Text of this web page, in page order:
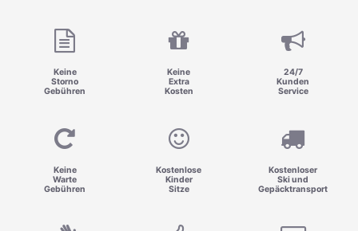
Keine
Storno
Gebühren
Keine
Extra
Kosten
24/7
Kunden
Service
Keine
Warte
Gebühren
Kostenlose
Kinder
Sitze
Kostenloser
Ski und
Gepäcktransport